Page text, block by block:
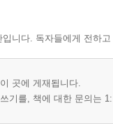
되는 수많은 것들
니다. 독자들에게 전하
곳에 게재됩니다.
기를, 책에 대한 문의는